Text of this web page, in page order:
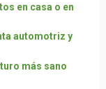
en casa o en
automotriz y
más sano